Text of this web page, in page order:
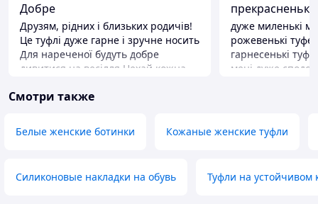
Добре
Друзям, рідних і близьких родичів!
Це туфлі дуже гарне і зручне носить
Для нареченої будуть добре
дивитися на весілля Нехай кожна
взуття як туфлі нареченої і
Преимущества
дуже миленькі
рожевенькі
гарнесенькі
мені дуже
щасливенька,
ідеальненько
туфельки такі
Смотри также
Белые женские ботинки Кожаные женские туфли
Силиконовые накладки на обувь Туфли на устойчивом